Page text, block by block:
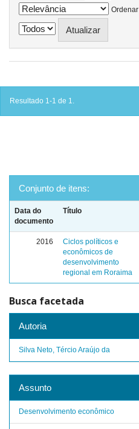
Ordenar
Resultado 1-1 de 1.
Conjunto de itens:
Data do
documento
Título
2016
Ciclos políticos e
econômicos de
desenvolvimento
regional em Roraima
Busca facetada
Autoria
Silva Neto, Tércio Araújo da
Assunto
Desenvolvimento econômico